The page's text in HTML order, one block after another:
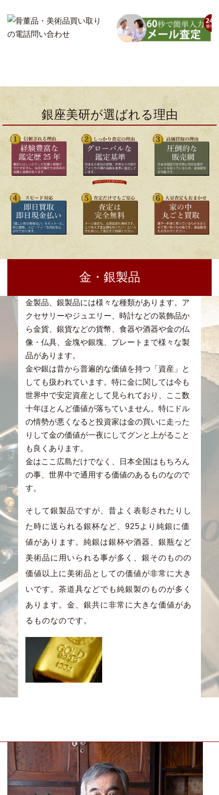
銀座美研が選ばれる理由
金・銀製品
金製品、銀製品には様々な種類があります。ア
クセサリーやジュエリー、時計などの装飾品か
ら金貨、銀貨などの貨幣、食器や酒器や金の仏
像・仏具、金塊や銀塊、プレートまで様々な製
品があります。
金や銀は昔から普遍的な価値を持つ「資産」と
しても扱われています。特に金に関しては今も
世界中で安定資産として見られており、ここ数
十年ほとんど価値が落ちていません。特にドル
の情勢が悪くなると投資家は金の買いに走った
りして金の価値が一夜にしてグンと上がること
も良くあります。
金はここ広島だけでなく、日本全国はもちろん
の事、世界中で通用する価値のあるものなので
す。
そして銀製品ですが、昔よく表彰されたりし
た時に送られる銀杯など、925より純銀に価
値があります。純銀は銀杯や酒器、銀瓶など
美術品に用いられる事が多く、銀そのものの
価値以上に美術品としての価値が非常に大き
いです。茶道具などでも純銀製のものが多く
あります。金、銀共に非常に大きな価値があ
るものなのです。